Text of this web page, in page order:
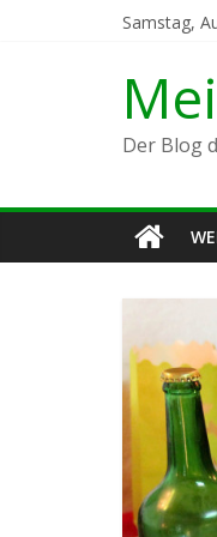
Samstag,
Der Blog